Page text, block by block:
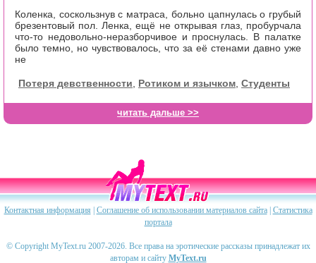
Коленка, соскользнув с матраса, больно цапнулась о грубый
брезентовый пол. Ленка, ещё не открывая глаз, пробурчала
что-то недовольно-неразборчивое и проснулась. В палатке
было темно, но чувствовалось, что за её стенами давно уже
не
Потеря девственности, Ротиком и язычком, Студенты
читать дальше >>
Контактная информация Соглашение об использовании материалов сайта| Статистика
портала
© Copyright MyText.ru 2007-2026. Все права на эротические рассказы принадлежат их
авторам и сайту MyText.ru